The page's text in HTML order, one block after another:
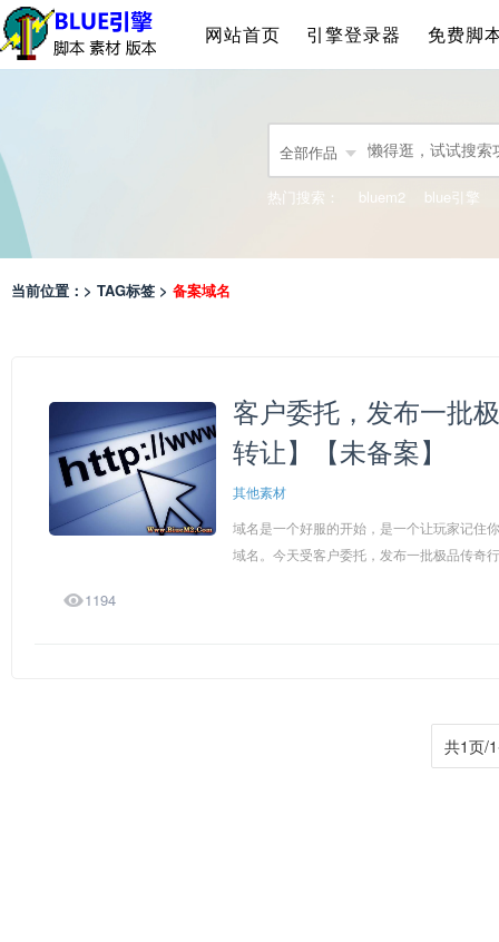
网站首页 引擎登录器 免费脚
全部作品
热门搜索： bluem2 blue引擎
当前位置：> TAG标签 > 备案域名
客户委托，发布一批
转让】【未备案】
其他素材
域名是一个好服的开始，是一个让玩家记住
域名。今天受客户委托，发布一批极品传奇
1194
共1页/